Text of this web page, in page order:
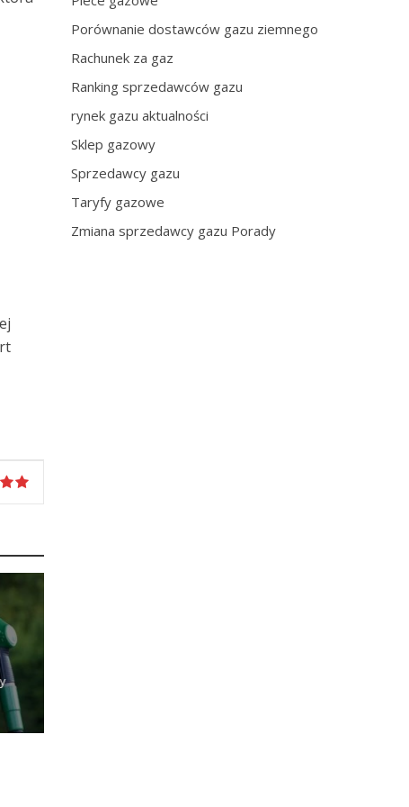
Porównanie dostawców gazu ziemnego
Rachunek za gaz
Ranking sprzedawców gazu
rynek gazu aktualności
Sklep gazowy
Sprzedawcy gazu
Taryfy gazowe
Zmiana sprzedawcy gazu Porady